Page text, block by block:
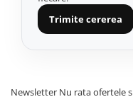
Trimite cererea
Newsletter Nu rata ofertele